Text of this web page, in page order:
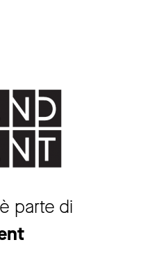
parte di